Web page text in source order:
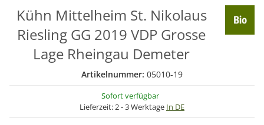
Kühn Mittelheim St. Nikolaus
Riesling GG 2019 VDP Grosse
Lage Rheingau Demeter
Artikelnummer: 05010-19
Sofort verfügbar
Lieferzeit:2 - 3 Werktage In DE